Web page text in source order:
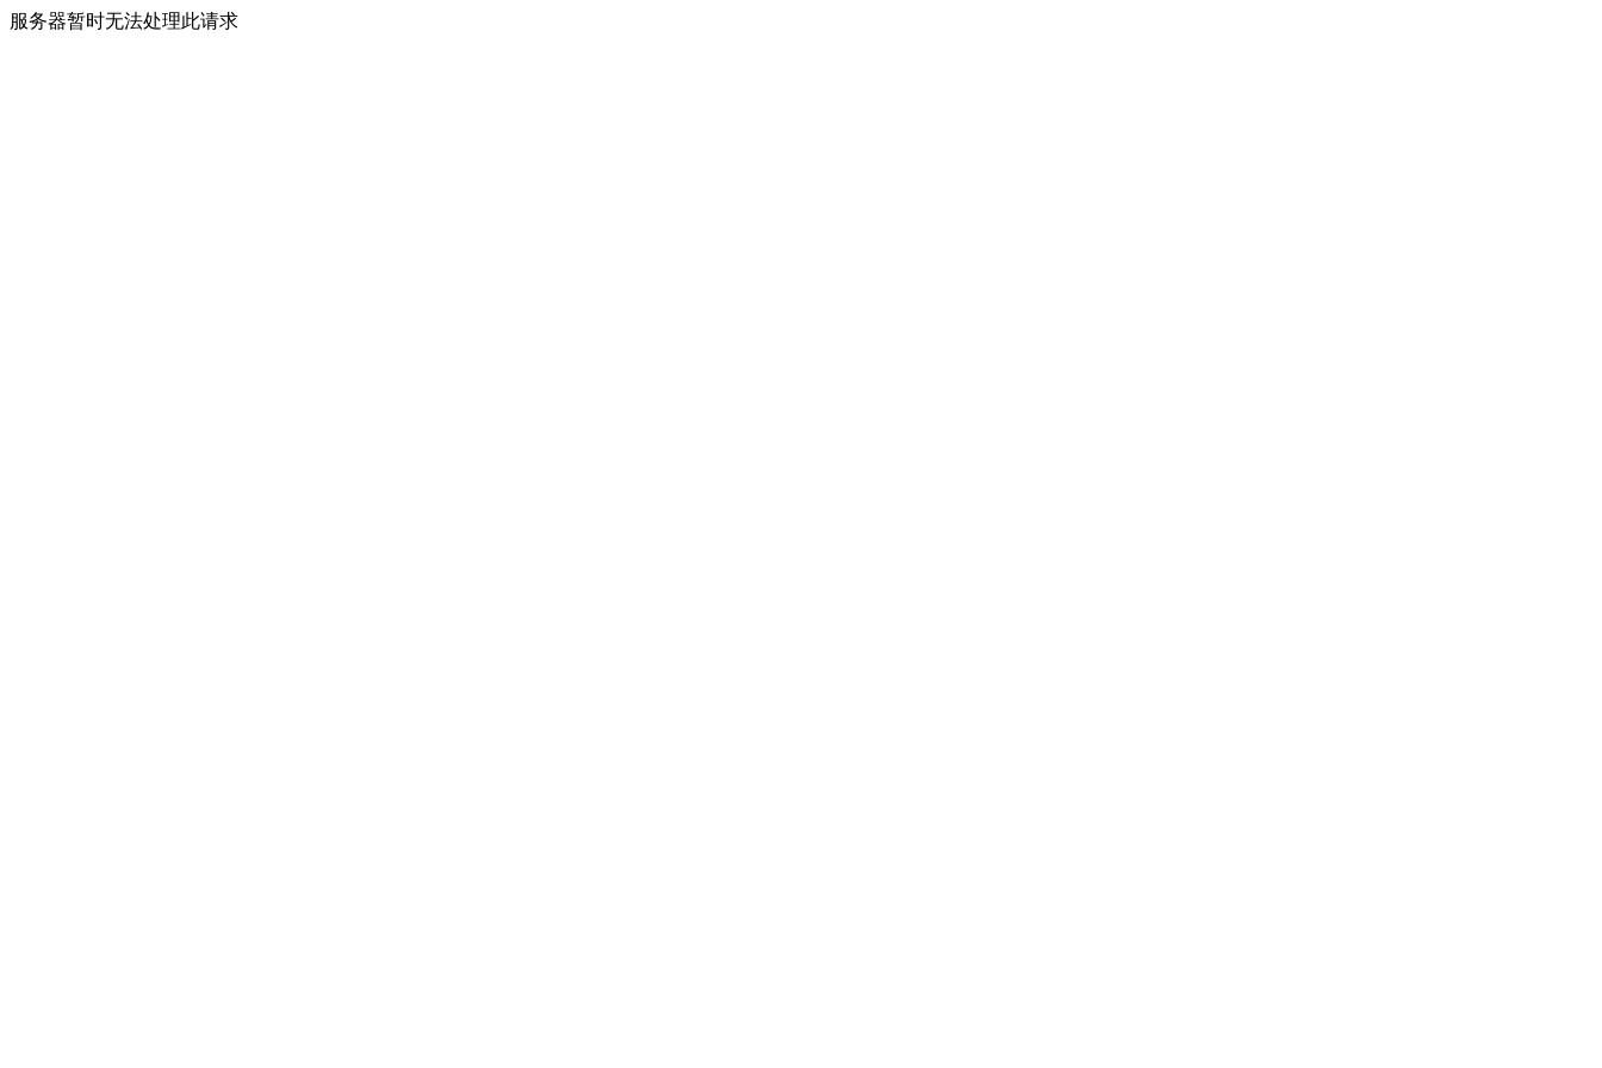
服务器暂时无法处理此请求